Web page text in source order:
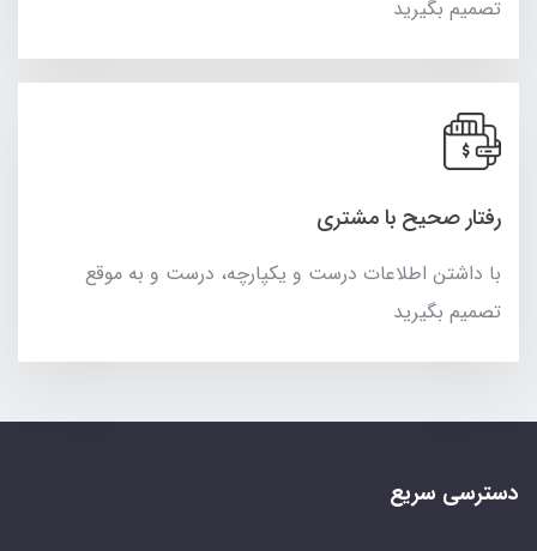
تصمیم بگیرید
رفتار صحیح با مشتری
با داشتن اطلاعات درست و یکپارچه، درست و به موقع
تصمیم بگیرید
دسترسی سریع